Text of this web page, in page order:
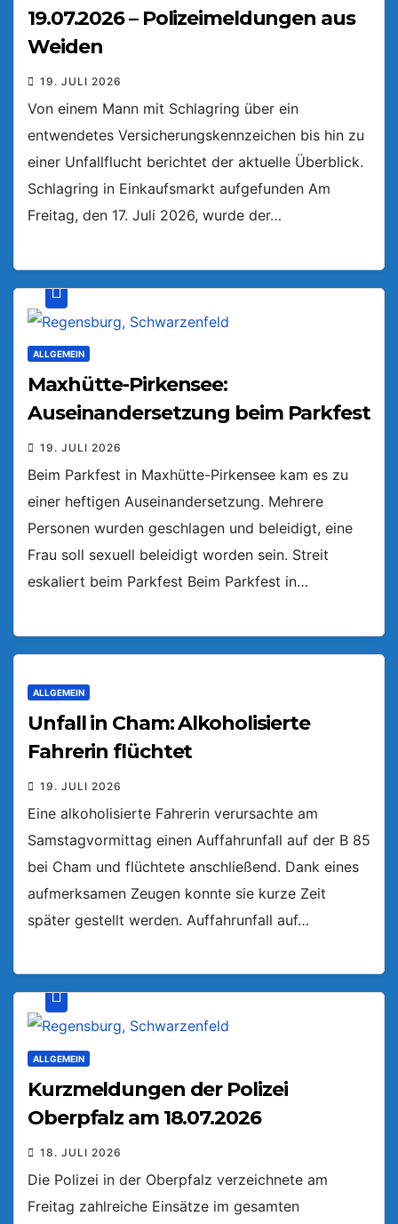
19.07.2026 – Polizeimeldungen aus
Weiden
19. JULI 2026
Von einem Mann mit Schlagring über ein
entwendetes Versicherungskennzeichen bis hin zu
einer Unfallflucht berichtet der aktuelle Überblick.
Schlagring in Einkaufsmarkt aufgefunden Am
Freitag, den 17. Juli 2026, wurde der…
ALLGEMEIN
Maxhütte-Pirkensee:
Auseinandersetzung beim Parkfest
19. JULI 2026
Beim Parkfest in Maxhütte-Pirkensee kam es zu
einer heftigen Auseinandersetzung. Mehrere
Personen wurden geschlagen und beleidigt, eine
Frau soll sexuell beleidigt worden sein. Streit
eskaliert beim Parkfest Beim Parkfest in…
ALLGEMEIN
Unfall in Cham: Alkoholisierte
Fahrerin flüchtet
19. JULI 2026
Eine alkoholisierte Fahrerin verursachte am
Samstagvormittag einen Auffahrunfall auf der B 85
bei Cham und flüchtete anschließend. Dank eines
aufmerksamen Zeugen konnte sie kurze Zeit
später gestellt werden. Auffahrunfall auf…
ALLGEMEIN
Kurzmeldungen der Polizei
Oberpfalz am 18.07.2026
18. JULI 2026
Die Polizei in der Oberpfalz verzeichnete am
Freitag zahlreiche Einsätze im gesamten